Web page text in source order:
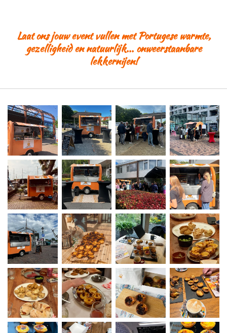
Laat ons jouw event vullen met Portugese warmte,
gezelligheid en natuurlijk... onweerstaanbare
lekkernijen!